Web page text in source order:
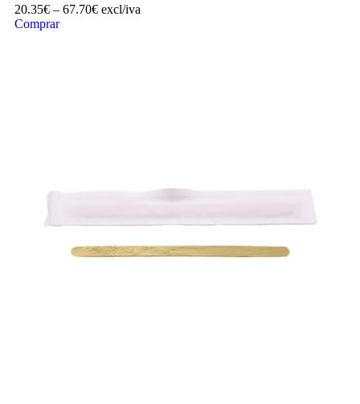
20.35€ – 67.70€ excl/iva
Comprar